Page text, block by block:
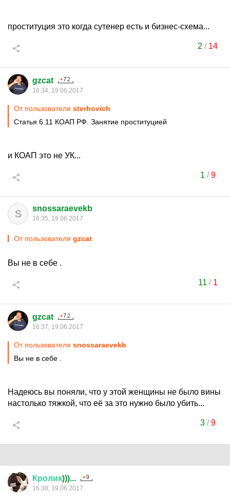
проституция это когда сутенер есть и бизнес-схема...
2 / 14
gzcat
16:34, 19.06.2017
От пользователя sterhovich
Статья 6.11 КОАП РФ. Занятие проституцией
и КОАП это не УК...
1 /9
S snossaraevekb
16:35, 19.06.2017
От пользователя gzcat
Вы не в себе .
11 / 1
gzcat
16:37, 19.06.2017
От пользователя snossaraevekb
Вы не в себе .
Надеюсь вы поняли, что у этой женщины не было вины
настолько тяжкой, что её за это нужно было убить...
3/9
Кролик)))...
16:38, 19.06.2017